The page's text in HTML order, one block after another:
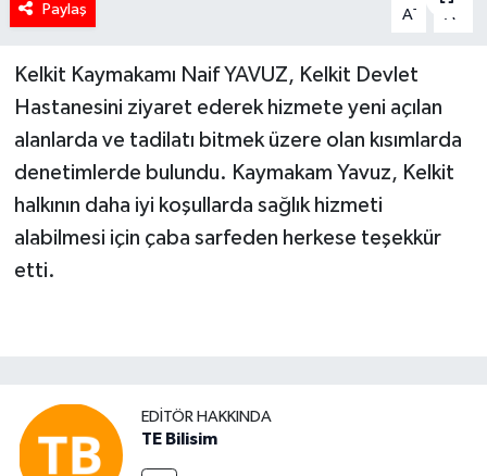
Paylaş A- A
Kelkit Kaymakamı Naif YAVUZ, Kelkit Devlet
Hastanesini ziyaret ederek hizmete yeni açılan
alanlarda ve tadilatı bitmek üzere olan kısımlarda
denetimlerde bulundu. Kaymakam Yavuz, Kelkit
halkının daha iyi koşullarda sağlık hizmeti
alabilmesi için çaba sarfeden herkese teşekkür
etti.
EDITÖR HAKKINDA
TE Bilisim